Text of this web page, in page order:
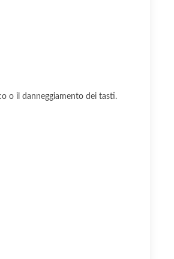
o il danneggiamento dei tasti.